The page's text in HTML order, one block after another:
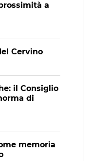
a
Cervino
il Consiglio
di
memoria